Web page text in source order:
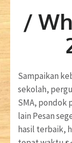
/
Sampaikan
sekolah,
SMA, pondok
lain Pesan
hasil terbaik,